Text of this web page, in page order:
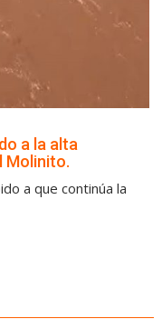
a la alta
Molinito.
a que continúa la